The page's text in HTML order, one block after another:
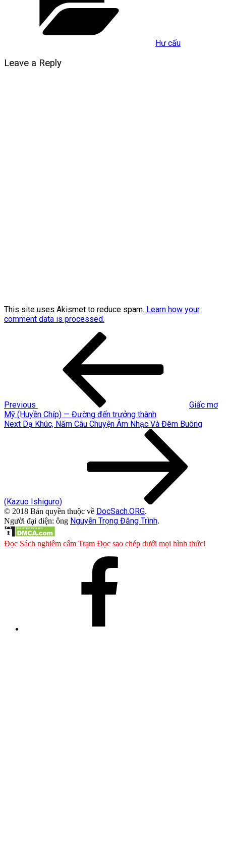
Hư cấu
Leave a Reply
This site uses Akismet to reduce spam. Learn how your
comment data is processed.
Previous
Giấc mơ
Mỹ (Huyền Chíp) — Đường đến trưởng thành
Next
Next Dạ Khúc, Năm Câu Chuyện Âm Nhạc Và Đêm Buông
(Kazuo Ishiguro)
© 2018 Bản quyền thuộc về DocSach.ORG.
Người đại diện: ông Nguyễn Trọng Đăng Trình.
Đọc Sách nghiêm cấm Trạm Đọc sao chép dưới mọi hình thức!